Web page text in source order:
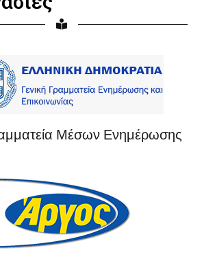
Μέσων Ενημέρωσης